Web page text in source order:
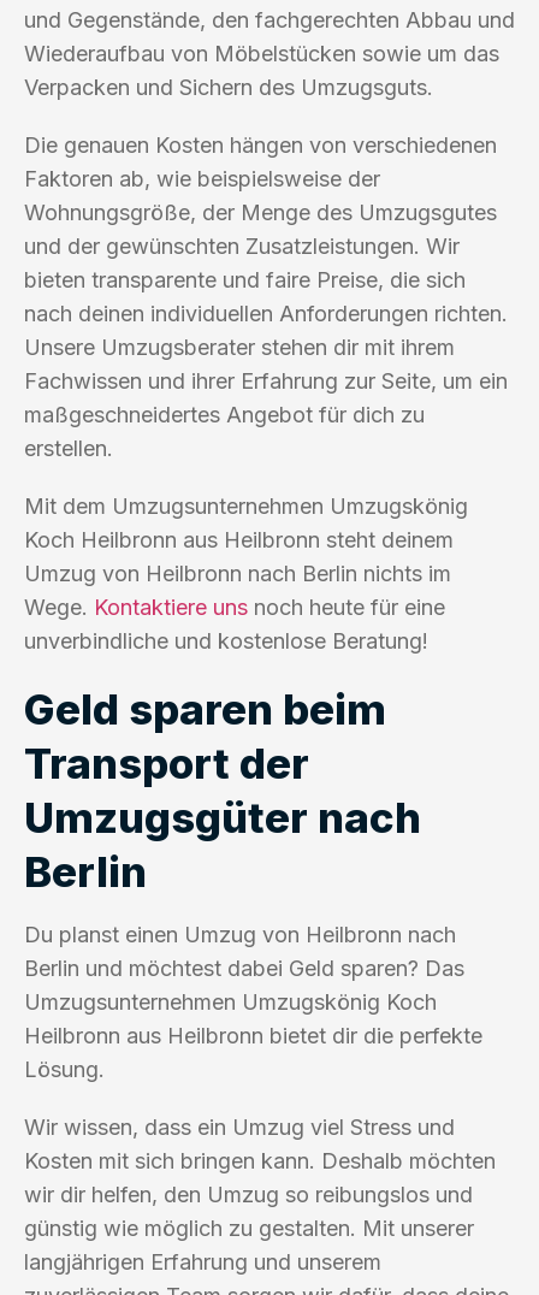
und Gegenstände, den fachgerechten Abbau und
Wiederaufbau von Möbelstücken sowie um das
Verpacken und Sichern des Umzugsguts.
Die genauen Kosten hängen von verschiedenen
Faktoren ab, wie beispielsweise der
Wohnungsgröße, der Menge des Umzugsgutes
und der gewünschten Zusatzleistungen. Wir
bieten transparente und faire Preise, die sich
nach deinen individuellen Anforderungen richten.
Unsere Umzugsberater stehen dir mit ihrem
Fachwissen und ihrer Erfahrung zur Seite, um ein
maßgeschneidertes Angebot für dich zu
erstellen.
Mit dem Umzugsunternehmen Umzugskönig
Koch Heilbronn aus Heilbronn steht deinem
Umzug von Heilbronn nach Berlin nichts im
Wege. Kontaktiere uns noch heute für eine
unverbindliche und kostenlose Beratung!
Geld sparen beim
Transport der
Umzugsgüter nach
Berlin
Du planst einen Umzug von Heilbronn nach
Berlin und möchtest dabei Geld sparen? Das
Umzugsunternehmen Umzugskönig Koch
Heilbronn aus Heilbronn bietet dir die perfekte
Lösung.
Wir wissen, dass ein Umzug viel Stress und
Kosten mit sich bringen kann. Deshalb möchten
wir dir helfen, den Umzug so reibungslos und
günstig wie möglich zu gestalten. Mit unserer
langjährigen Erfahrung und unserem